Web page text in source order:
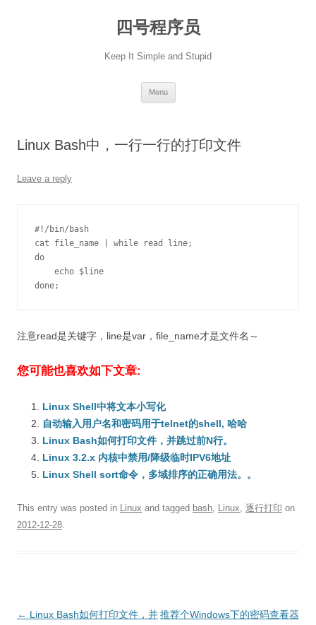
四号程序员
Keep It Simple and Stupid
Menu
Linux Bash中，一行一行的打印文件
Leave a reply
#!/bin/bash
cat file_name | while read line;
do
    echo $line
done;
注意read是关键字，line是var，file_name才是文件名～
您可能也喜欢如下文章:
Linux Shell中将文本小写化
自动输入用户名和密码用于telnet的shell, 哈哈
Linux Bash如何打印文件，并跳过前N行。
Linux 3.2.x 内核中禁用/降级临时IPV6地址
Linux Shell sort命令，多域排序的正确用法。。
This entry was posted in Linux and tagged bash, Linux, 逐行打印 on
2012-12-28.
Post
← Linux Bash如何打印文件，并推荐个Windows下的密码查看器